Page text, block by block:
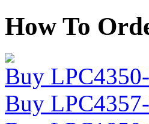
How To
Buy
Buy